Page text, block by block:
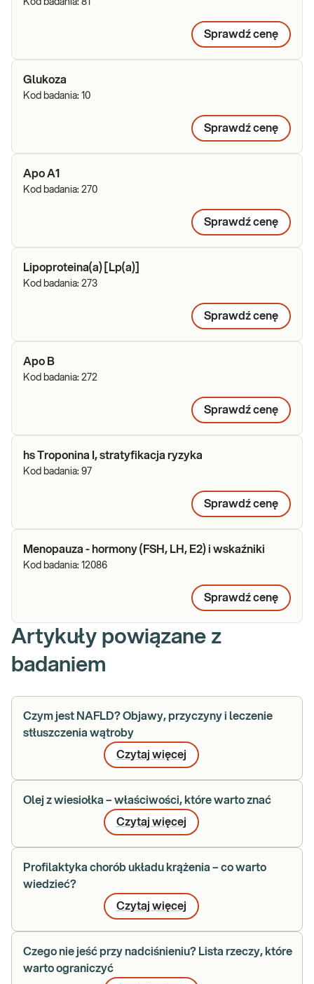
Kod badania: 81
Sprawdź cenę
Glukoza
Kod badania: 10
Sprawdź cenę
Apo A1
Kod badania: 270
Sprawdź cenę
Lipoproteina(a) [Lp(a)]
Kod badania: 273
Sprawdź cenę
Apo B
Kod badania: 272
Sprawdź cenę
hs Troponina I, stratyfikacja ryzyka
Kod badania: 97
Sprawdź cenę
Menopauza - hormony (FSH, LH, E2) i wskaźniki
Kod badania: 12086
Sprawdź cenę
Artykuły powiązane z
badaniem
Czym jest NAFLD? Objawy, przyczyny i leczenie
stłuszczenia wątroby
Czytaj więcej
Olej z wiesiołka – właściwości, które warto znać
Czytaj więcej
Profilaktyka chorób układu krążenia – co warto
wiedzieć?
Czytaj więcej
Czego nie jeść przy nadciśnieniu? Lista rzeczy, które
warto ograniczyć